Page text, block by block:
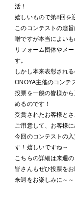
活！
嬉しいもので第8回を
このコンテストの趣
噌ですが本当によいも
リフォーム団体やメ
す。
しかし本来表彰され
ONOYA主催のコンテ
投票を一般の皆様か
めるのです！
受賞されたお客様と
ご用意して、お客様
今回のコンテストの
す！嬉しいですね～
こちらの詳細は来週
皆さんもぜひ投票をお
来週をお楽しみに～～